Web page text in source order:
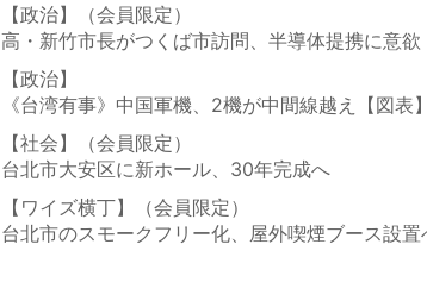
【政治】（会員限定）
高・新竹市長がつくば市訪問、半導体提携に意欲
【政治】
《台湾有事》中国軍機、2機が中間線越え【図表】
【社会】（会員限定）
台北市大安区に新ホール、30年完成へ
【ワイズ横丁】（会員限定）
台北市のスモークフリー化、屋外喫煙ブース設置